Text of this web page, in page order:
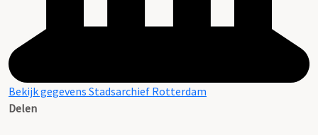
Bekijk gegevens Stadsarchief Rotterdam
Delen